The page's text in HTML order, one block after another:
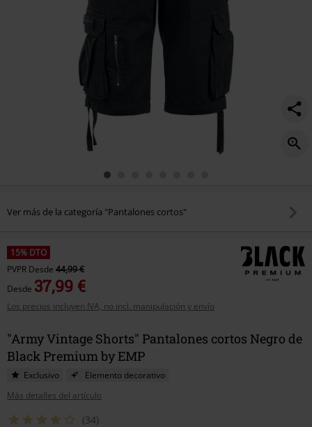
Ver más de la categoría "Pantalones cortos"
15% DTO
PVPR Desde 44,99 €
Desde 37,99 €
Los precios incluyen IVA, no incl. manipulación y envío
"Army Vintage Shorts" Pantalones cortos Negro de
Black Premium by EMP
Exclusivo
Elemento decorativo
Más detalles del artículo
(34)